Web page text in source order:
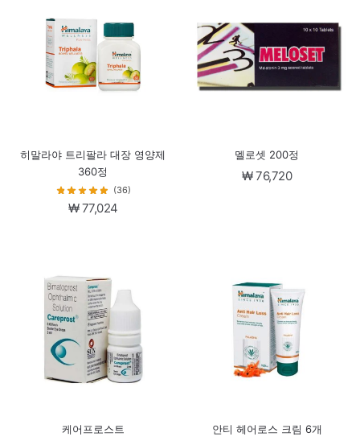
히말라야 트리팔라 대장 영양제
360정
(36)
₩77,024
멜로셋 200정
₩76,720
케어프로스트 안티 헤어로스 크림 6개